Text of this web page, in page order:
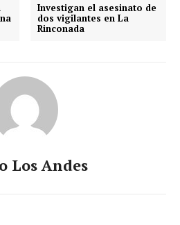
Investigan el asesinato de
dos vigilantes en La
Rinconada
Los Andes